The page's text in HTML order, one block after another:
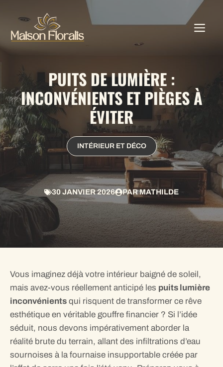
contenu
PUITS DE LUMIÈRE :
INCONVÉNIENTS ET PIÈGES À
ÉVITER
INTÉRIEUR ET DÉCO
30 JANVIER 2026 PARMATHILDE
Vous imaginez déjà votre intérieur baigné de soleil,
mais avez-vous réellement anticipé les puits lumière
inconvénients qui risquent de transformer ce rêve
esthétique en véritable gouffre financier ? Si l’idée
séduit, nous devons impérativement aborder la
réalité brute du terrain, allant des infiltrations d’eau
sournoises à la fournaise insupportable créée par